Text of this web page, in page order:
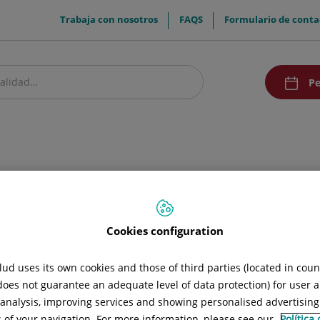
menuTop
Trabaja con nosotros FAQS Formulario de
Cookies configuration
uses its own cookies and those of third parties (located in
not guarantee an adequate level of data protection) for user
improving services and showing personalised